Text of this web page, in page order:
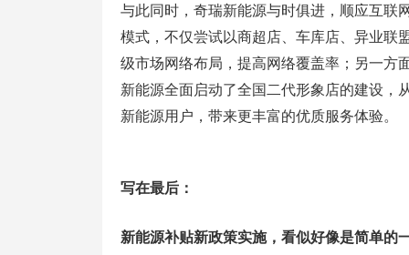
与此同时，奇瑞新能源与时俱进，顺应互联
模式，不仅尝试以商超店、车库店、异业联
级市场网络布局，提高网络覆盖率；另一方
新能源全面启动了全国二代形象店的建设，
新能源用户，带来更丰富的优质服务体验。
写在最后：
新能源补贴新政策实施，看似好像是简单的